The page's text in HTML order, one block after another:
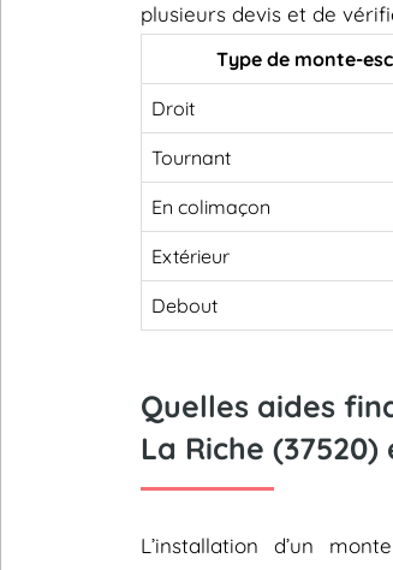
plusieurs devis et de
Type de monte-
Droit
Tournant
En colimaçon
Extérieur
Debout
Quelles aides
La Riche (37520)
L’installation d’un